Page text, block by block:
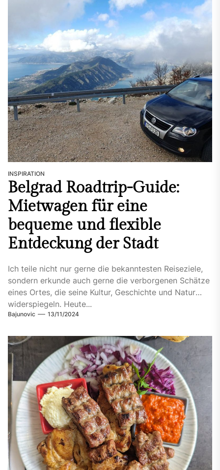
INSPIRATION
Belgrad Roadtrip-Guide:
Mietwagen für eine
bequeme und flexible
Entdeckung der Stadt
Ich teile nicht nur gerne die bekanntesten Reiseziele,
sondern erkunde auch gerne die verborgenen Schätze
eines Ortes, die seine Kultur, Geschichte und Natur
widerspiegeln. Heute...
Bajunovic 13/11/2024